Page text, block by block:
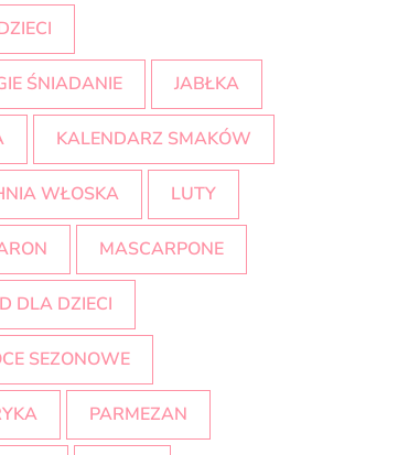
ŚNIADANIE JABŁKA
KALENDARZ SMAKÓW
WŁOSKA LUTY
MASCARPONE
DLA DZIECI
SEZONOWE
PARMEZAN